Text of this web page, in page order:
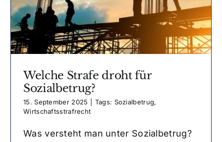
Welche Strafe droht für
Sozialbetrug?
15. September 2025 Tags: Sozialbetrug,
Wirtschaftsstrafrecht
Was versteht man unter Sozialbetrug?